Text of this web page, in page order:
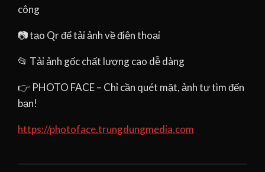
công
📷 tạo Qr để tải ảnh về điện thoại
📂 Tải ảnh gốc chất lượng cao dễ dàng
👉 PHOTO FACE – Chỉ cần quét mặt, ảnh tự tìm đến
bạn!
https://photoface.trungdungmedia.com